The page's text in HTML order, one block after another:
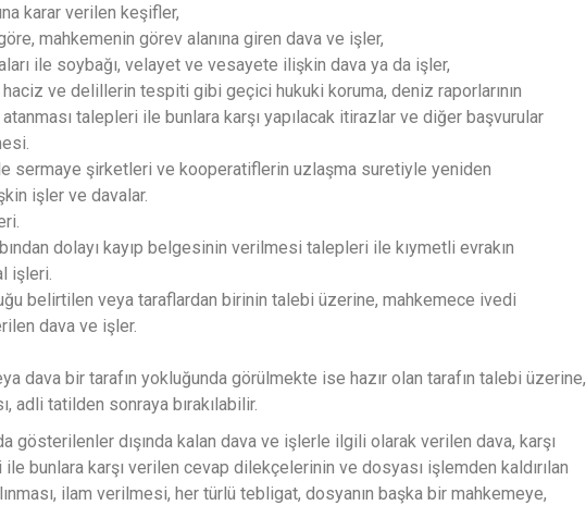
karar verilen keşifler,
mahkemenin görev alanına giren dava ve işler,
ile soybağı, velayet ve vesayete ilişkin dava ya da işler,
ve delillerin tespiti gibi geçici hukuki koruma, deniz raporlarının
talepleri ile bunlara karşı yapılacak itirazlar ve diğer başvurular
sermaye şirketleri ve kooperatiflerin uzlaşma suretiyle yeniden
işler ve davalar.
dolayı kayıp belgesinin verilmesi talepleri ile kıymetli evrakın
işleri.
belirtilen veya taraflardan birinin talebi üzerine, mahkemece ivedi
dava ve işler.
dava bir tarafın yokluğunda görülmekte ise hazır olan tarafın talebi üzerine,
adli tatilden sonraya bırakılabilir.
gösterilenler dışında kalan dava ve işlerle ilgili olarak verilen dava, karşı
bunlara karşı verilen cevap dilekçelerinin ve dosyası işlemden kaldırılan
ilam verilmesi, her türlü tebligat, dosyanın başka bir mahkemeye,